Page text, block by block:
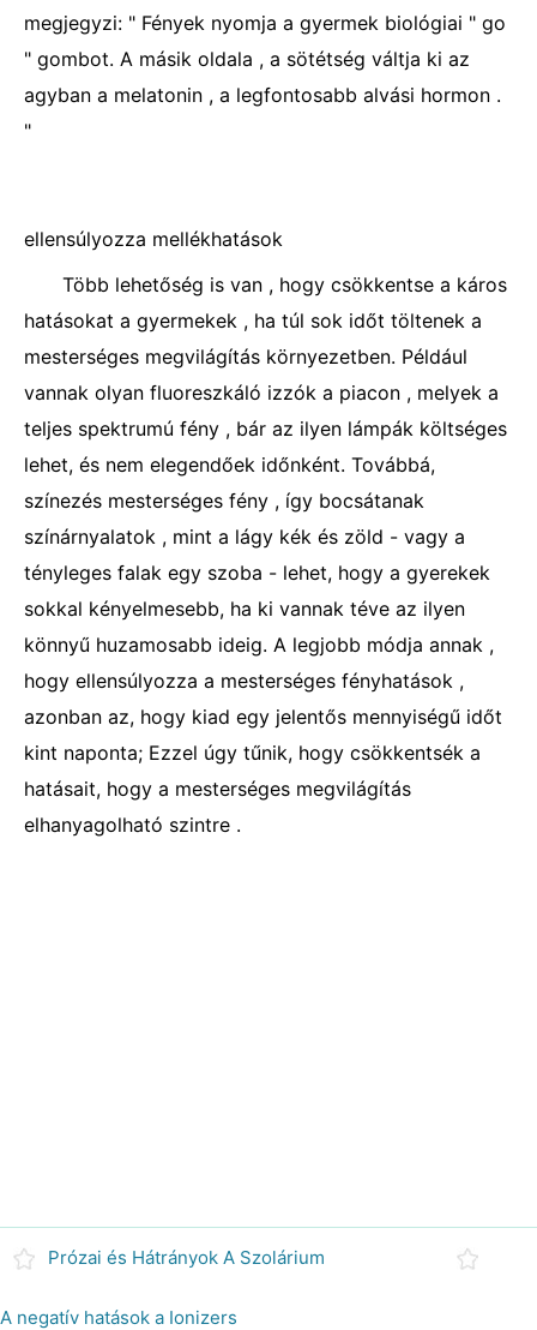
megjegyzi: " Fények nyomja a gyermek biológiai " go
" gombot. A másik oldala , a sötétség váltja ki az
agyban a melatonin , a legfontosabb alvási hormon .
"
ellensúlyozza mellékhatások
Több lehetőség is van , hogy csökkentse a káros
hatásokat a gyermekek , ha túl sok időt töltenek a
mesterséges megvilágítás környezetben. Például
vannak olyan fluoreszkáló izzók a piacon , melyek a
teljes spektrumú fény , bár az ilyen lámpák költséges
lehet, és nem elegendőek időnként. Továbbá,
színezés mesterséges fény , így bocsátanak
színárnyalatok , mint a lágy kék és zöld - vagy a
tényleges falak egy szoba - lehet, hogy a gyerekek
sokkal kényelmesebb, ha ki vannak téve az ilyen
könnyű huzamosabb ideig. A legjobb módja annak ,
hogy ellensúlyozza a mesterséges fényhatások ,
azonban az, hogy kiad egy jelentős mennyiségű időt
kint naponta; Ezzel úgy tűnik, hogy csökkentsék a
hatásait, hogy a mesterséges megvilágítás
elhanyagolható szintre .
Prózai és Hátrányok A Szolárium
A negatív hatások a Ionizers